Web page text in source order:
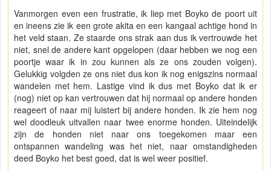
Vanmorgen even een frustratie, ik liep met Boyko de poort uit
en ineens zie ik een grote akita en een kangaal achtige hond in
het veld staan. Ze staarde ons strak aan dus ik vertrouwde het
niet, snel de andere kant opgelopen (daar hebben we nog een
poortje waar ik in zou kunnen als ze ons zouden volgen).
Gelukkig volgden ze ons niet dus kon ik nog enigszins normaal
wandelen met hem. Lastige vind ik dus met Boyko dat ik er
(nog) niet op kan vertrouwen dat hij normaal op andere honden
reageert of naar mij luistert bij andere honden. Ik zie hem nog
wel doodleuk uitvallen naar twee enorme honden. Uiteindelijk
zijn de honden niet naar ons toegekomen maar een
ontspannen wandeling was het niet, naar omstandigheden
deed Boyko het best goed, dat is wel weer positief.